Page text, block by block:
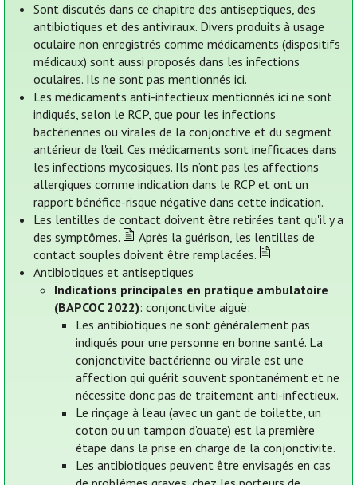
Sont discutés dans ce chapitre des antiseptiques, des
antibiotiques et des antiviraux. Divers produits à usage
oculaire non enregistrés comme médicaments (dispositifs
médicaux) sont aussi proposés dans les infections
oculaires. Ils ne sont pas mentionnés ici.
Les médicaments anti-infectieux mentionnés ici ne sont
indiqués, selon le RCP, que pour les infections
bactériennes ou virales de la conjonctive et du segment
antérieur de l'œil. Ces médicaments sont inefficaces dans
les infections mycosiques. Ils n’ont pas les affections
allergiques comme indication dans le RCP et ont un
rapport bénéfice-risque négative dans cette indication.
Les lentilles de contact doivent être retirées tant qu'il y a
des symptômes.
Après la guérison, les lentilles de
contact souples doivent être remplacées.
Antibiotiques et antiseptiques
Indications principales en pratique ambulatoire
(BAPCOC 2022): conjonctivite aiguë:
Les antibiotiques ne sont généralement pas
indiqués pour une personne en bonne santé. La
conjonctivite bactérienne ou virale est une
affection qui guérit souvent spontanément et ne
nécessite donc pas de traitement anti-infectieux.
Le rinçage à l’eau (avec un gant de toilette, un
coton ou un tampon d’ouate) est la première
étape dans la prise en charge de la conjonctivite.
Les antibiotiques peuvent être envisagés en cas